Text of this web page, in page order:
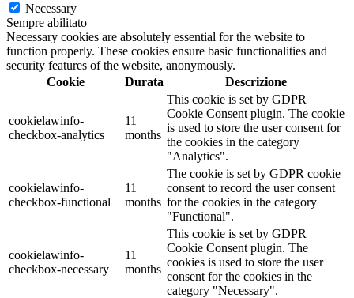
Necessary
Sempre abilitato
Necessary cookies are absolutely essential for the website to
function properly. These cookies ensure basic functionalities and
security features of the website, anonymously.
Cookie
Durata Descrizione
cookielawinfo-
checkbox-analytics
11
months
This cookie is set by GDPR
Cookie Consent plugin. The cookie
is used to store the user consent for
the cookies in the category
"Analytics".
cookielawinfo-
checkbox-functional
11
months
The cookie is set by GDPR cookie
consent to record the user consent
for the cookies in the category
"Functional".
cookielawinfo-
checkbox-necessary
11
months
This cookie is set by GDPR
Cookie Consent plugin. The
cookies is used to store the user
consent for the cookies in the
category "Necessary".